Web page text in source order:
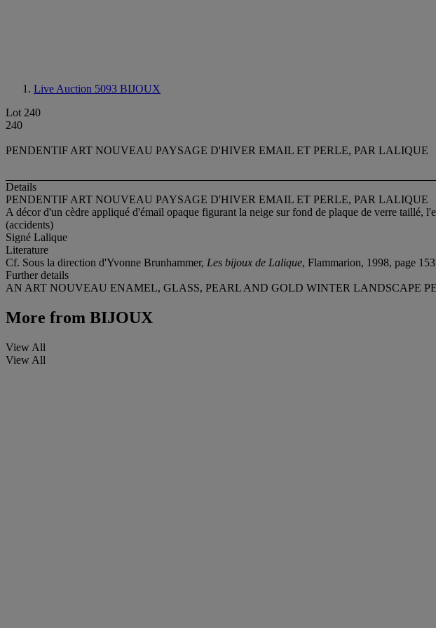
Live Auction 5093 BIJOUX
Lot 240
240
PENDENTIF ART NOUVEAU PAYSAGE D'HIVER EMAIL ET PERLE, PAR LALIQUE
Details
PENDENTIF ART NOUVEAU PAYSAGE D'HIVER EMAIL ET PERLE, PAR LALIQUE
A décor d'un cèdre appliqué d'émail opaque figurant la neige sur fond de plaque de verre taillé,
(accidents)
Signé Lalique
Literature
Cf. Sous la direction d'Yvonne Brunhammer, Les bijoux de Lalique, Flammarion, 1998, page
Further details
AN ART NOUVEAU ENAMEL, GLASS, PEARL AND GOLD WINTER LANDSCAPE
More from BIJOUX
View All
View All